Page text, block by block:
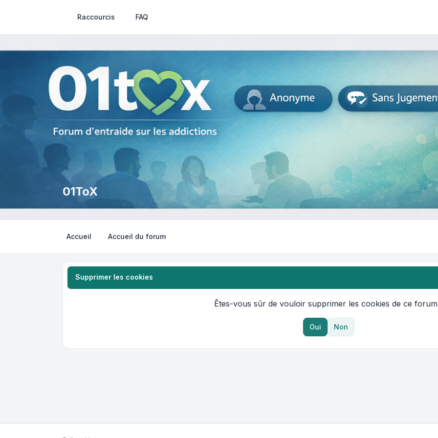
Raccourcis FAQ
01ToX
Accueil Accueil du forum
Supprimer les cookies
Êtes-vous sûr de vouloir supprimer les cookies de ce forum
Oui Non